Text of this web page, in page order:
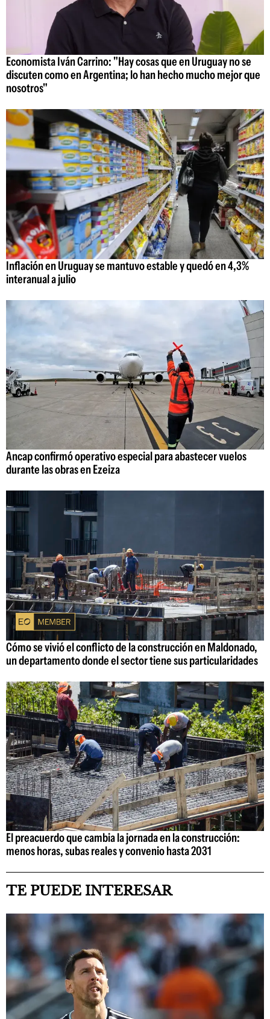
Economista Iván Carrino: "Hay cosas que en Uruguay no se
discuten como en Argentina; lo han hecho mucho mejor que
nosotros"
Inflación en Uruguay se mantuvo estable y quedó en 4,3%
interanual a julio
Ancap confirmó operativo especial para abastecer vuelos
durante las obras en Ezeiza
Cómo se vivió el conflicto de la construcción en Maldonado,
un departamento donde el sector tiene sus particularidades
El preacuerdo que cambia la jornada en la construcción:
menos horas, subas reales y convenio hasta 2031
TE PUEDE INTERESAR